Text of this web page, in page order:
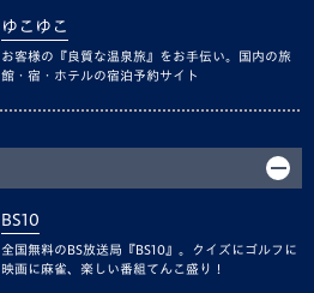
ゆこゆこ
お客様の『良質な温泉旅』をお手伝い。国内の旅
館・宿・ホテルの宿泊予約サイト
BS10
全国無料のBS放送局『BS10』。クイズにゴルフに
映画に麻雀、楽しい番組てんこ盛り！